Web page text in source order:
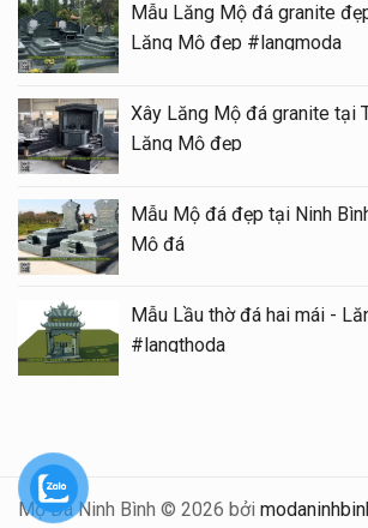
Mẫu Lăng Mộ đá granite
Lăng Mộ đẹp #langmoda
Xây Lăng Mộ đá granite tại
Lăng Mộ đẹp
Mẫu Mộ đá đẹp tại Ninh
Mộ đá
Mẫu Lầu thờ đá hai mái -
#langthoda
Mộ Đá Ninh Bình © 2026 bởi